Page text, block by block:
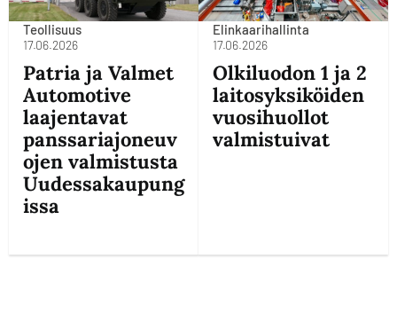
Teollisuus
17.06.2026
Patria ja Valmet
Automotive
laajentavat
panssariajoneuv
ojen valmistusta
Uudessakaupung
issa
Elinkaarihallinta
17.06.2026
Olkiluodon 1 ja 2
laitosyksiköiden
vuosihuollot
valmistuivat